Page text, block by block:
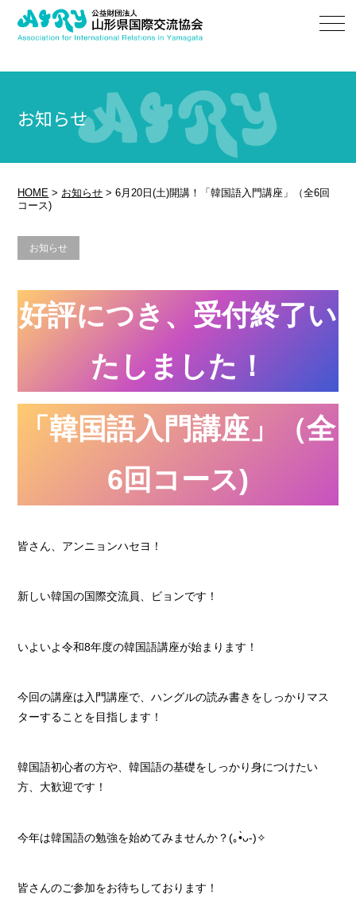
お知らせ
HOME > お知らせ >6月20日(土)開講！「韓国語入門講座」（全6回
コース)
お知らせ
好評につき、受付終了い
たしました！
「韓国語入門講座」（全
6回コース)
皆さん、アンニョンハセヨ！
新しい韓国の国際交流員、ビョンです！
いよいよ令和8年度の韓国語講座が始まります！
今回の講座は入門講座で、ハングルの読み書きをしっかりマス
ターすることを目指します！
韓国語初心者の方や、韓国語の基礎をしっかり身につけたい
方、大歓迎です！
今年は韓国語の勉強を始めてみませんか？(｡•̀ᴗ-)✧
皆さんのご参加をお待ちしております！